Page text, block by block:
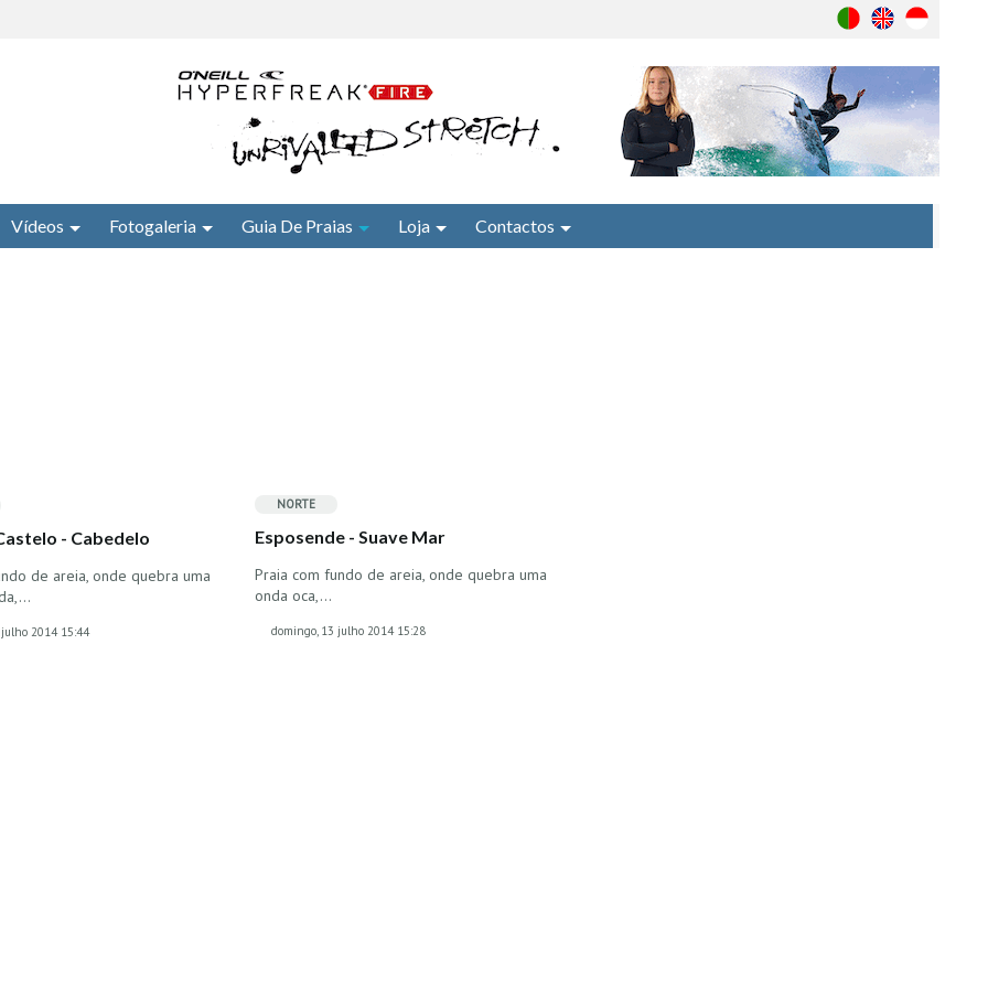
Vídeos Fotogaleria Guia De Praias Loja Contactos
- Cabedelo
de areia, onde quebra uma
2014 15:44
NORTE
Esposende - Suave Mar
Praia com fundo de areia, onde quebra uma
onda oca,…
domingo, 13 julho 2014 15:28